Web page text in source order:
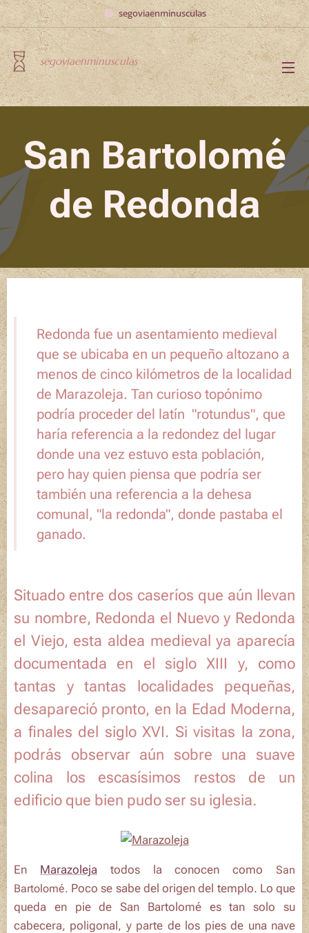
segoviaenminusculas
segoviaenminusculas
San Bartolomé
de Redonda
Redonda fue un asentamiento medieval
que se ubicaba en un pequeño altozano a
menos de cinco kilómetros de la localidad
de Marazoleja. Tan curioso topónimo
podría proceder del latín "rotundus", que
haría referencia a la redondez del lugar
donde una vez estuvo esta población,
pero hay quien piensa que podría ser
también una referencia a la dehesa
comunal, "la redonda", donde pastaba el
ganado.
Situado entre dos caseríos que aún llevan
su nombre, Redonda el Nuevoy Redonda
el Viejo, esta aldea medieval ya aparecía
documentada en el siglo XIII y, como
tantas y tantas localidades pequeñas,
desapareció pronto, en la Edad Moderna,
a finales del siglo XVI. Si visitas la zona,
podrás observar aún sobre una suave
colina los escasísimos restos de un
edificio que bien pudo ser su iglesia.
En Marazolejatodos la conocen comoSan
Bartolomé. Poco se sabe del origen del templo. Lo que
queda en pie deSan Bartolomées tan solo su
cabecera, poligonal, y parte de los pies de una nave